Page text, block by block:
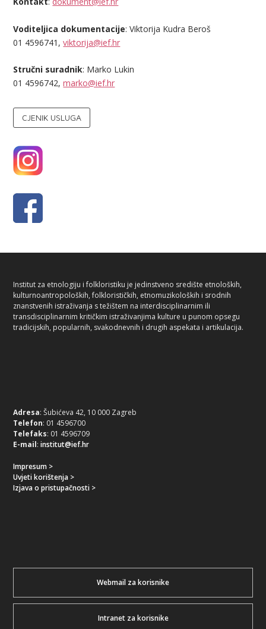
Voditeljica dokumentacije: Viktorija Kudra Beroš
01 4596741,viktorija@ief.hr
Stručni suradnik: Marko Lukin
01 4596742,marko@ief.hr
CJENIK USLUGA
Institut za etnologiju i folkloristiku je jedinstveno središte etnoloških,
kulturnoantropoloških, folklorističkih, etnomuzikoloških i srodnih
znanstvenih istraživanja s težištem na interdisciplinarnim ili
transdisciplinarnim kritičkim istraživanjima kulture u punom opsegu
tradicijskih, popularnih, svakodnevnih i drugih aspekata i artikulacija.
Adresa: Šubićeva 42, 10 000 Zagreb
Telefon: 01 4596700
Telefaks: 01 4596709
E-mail:institut@ief.hr
Impresum >
Uvjeti korištenja >
Izjava o pristupačnosti >
Webmail za korisnike
Intranet za korisnike